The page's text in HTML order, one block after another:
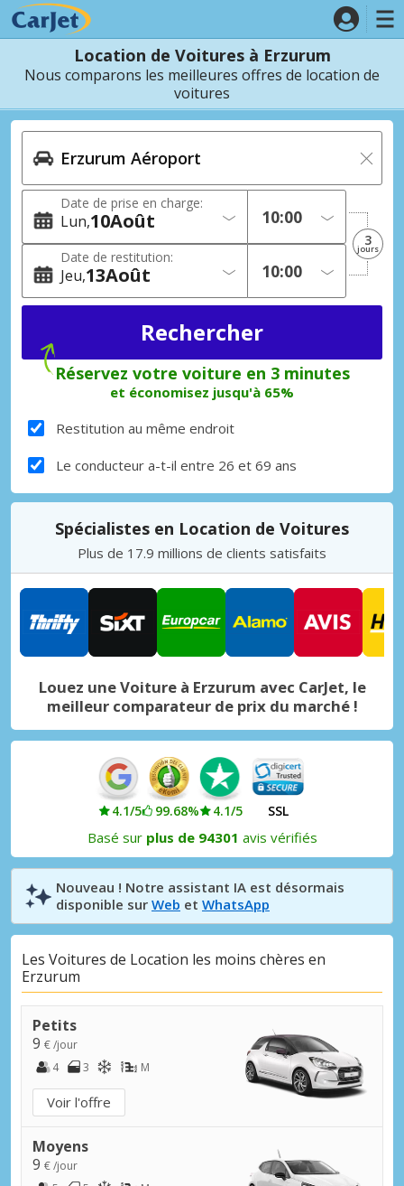
Location de Voitures à Erzurum
Nous comparons les meilleures offres de location de
voitures
Date de prise en charge:
Lun 10Août
Date de restitution:
Jeu 13Août
3
jours
Réservez votre voiture en 3 minutes
et économisez jusqu'à 65%
Restitution au même endroit
Le conducteur a-t-il entre 26 et 69 ans
Spécialistes en Location de Voitures
Plus de 17.9 millions de clients satisfaits
Louez une Voiture à Erzurum avec CarJet, le
meilleur comparateur de prix du marché !
4.1/5 99.68% 4.1/5 SSL
Basé sur plus de 94301 avis vérifiés
Nouveau ! Notre assistant IA est désormais
disponible sur Web et WhatsApp
Les Voitures de Location les moins chères en
Erzurum
Petits
9 € /jour
4
3 M
Voir l'offre
Moyens
9 € /jour